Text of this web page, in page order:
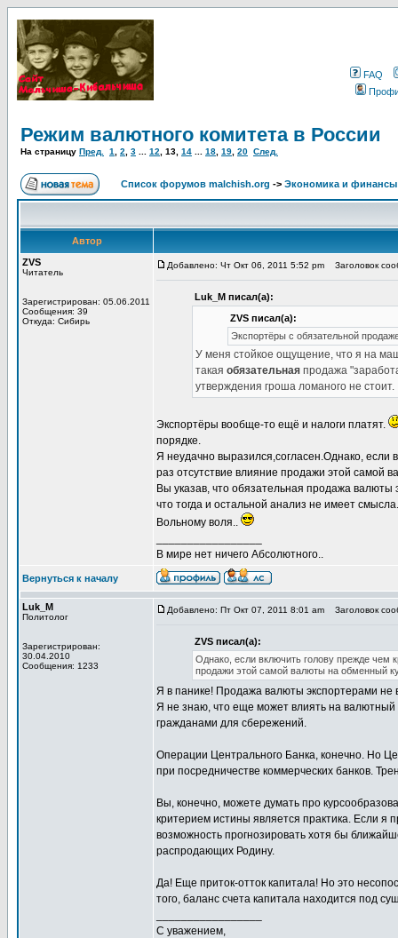
FAQ
Режим валютного комитета в России
На страницу Пред. 1 2 3 12 13 14 18 19 20 След.
Список форумов malchish.org -> Экономика и финансы
Автор
ZVS
Читатель
Зарегистрирован: 05.06.2011
Сообщения: 39
Откуда: Сибирь
Добавлено: Чт Окт 06, 2011 5:52 pm Заголовок
Luk_M писал(а):
ZVS писал(а):
Экспортёры с обязательной
У меня стойкое ощущение, что я на
такая обязательная продажа
утверждения гроша ломаного не стоит.
Экспортёры вообще-то ещё и налоги платят.
порядке.
Я неудачно выразился,согласен.Однако, если
раз отсутствие влияние продажи этой самой
Вы указав, что обязательная продажа валюты
что тогда и остальной анализ не имеет смысла.
Вольному воля..
В мире нет ничего Абсолютного..
Вернуться к началу
Luk_M
Политолог
Зарегистрирован:
30.04.2010
Сообщения: 1233
Добавлено: Пт Окт 07, 2011 8:01 am Заголовок
ZVS писал(а):
Однако, если включить голову прежде чем
продажи этой самой валюты на обменный
Я в панике! Продажа валюты экспортерами не
Я не знаю, что еще может влиять на
гражданами для сбережений.
Операции Центрального Банка, конечно. Но
при посредничестве коммерческих банков.
Вы, конечно, можете думать про
критерием истины является практика. Если я
возможность прогнозировать хотя бы
распродающих Родину.
Да! Еще приток-отток капитала! Но это
того, баланс счета капитала находится под
С уважением,